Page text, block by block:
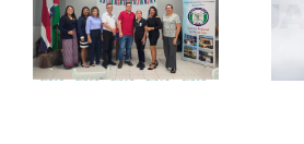
Club de
Ajedrez